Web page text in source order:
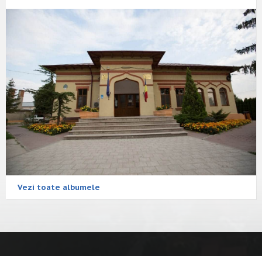
Vezi toate albumele